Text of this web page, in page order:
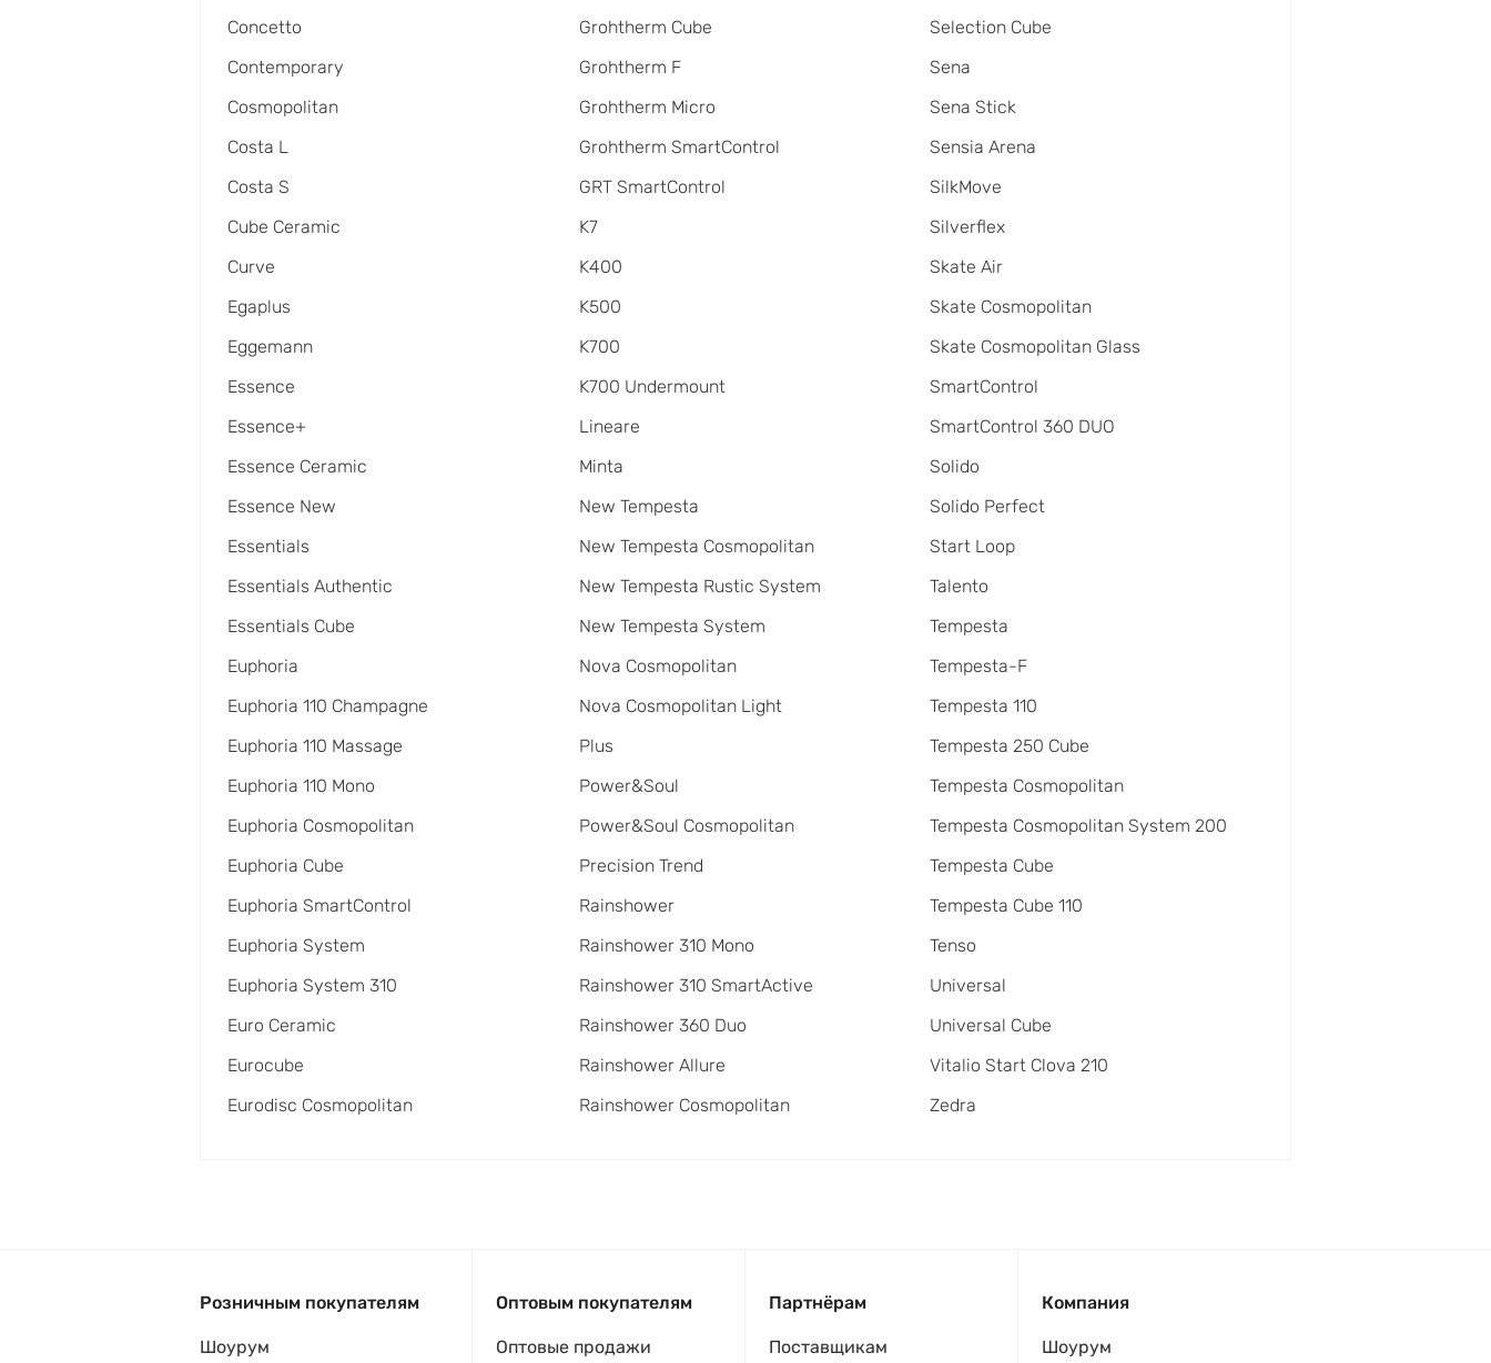
Concetto
Contemporary
Cosmopolitan
Costa L
Costa S
Cube Ceramic
Curve
Egaplus
Eggemann
Essence
Essence+
Essence Ceramic
Essence New
Essentials
Essentials Authentic
Essentials Cube
Euphoria
Euphoria 110 Champagne
Euphoria 110 Massage
Euphoria 110 Mono
Euphoria Cosmopolitan
Euphoria Cube
Euphoria SmartControl
Euphoria System
Euphoria System 310
Euro Ceramic
Eurocube
Eurodisc Cosmopolitan
Grohtherm Cube
Grohtherm F
Grohtherm Micro
Grohtherm SmartControl
GRT SmartControl
K7
K400
K500
K700
K700 Undermount
Lineare
Minta
New Tempesta
New Tempesta Cosmopolitan
New Tempesta Rustic System
New Tempesta System
Nova Cosmopolitan
Nova Cosmopolitan Light
Plus
Power&Soul
Power&Soul Cosmopolitan
Precision Trend
Rainshower
Rainshower 310 Mono
Rainshower 310 SmartActive
Rainshower 360 Duo
Rainshower Allure
Rainshower Cosmopolitan
Selection Cube
Sena
Sena Stick
Sensia Arena
SilkMove
Silverflex
Skate Air
Skate Cosmopolitan
Skate Cosmopolitan Glass
SmartControl
SmartControl 360 DUO
Solido
Solido Perfect
Start Loop
Talento
Tempesta
Tempesta-F
Tempesta 110
Tempesta 250 Cube
Tempesta Cosmopolitan
Tempesta Cosmopolitan System 200
Tempesta Cube
Tempesta Cube 110
Tenso
Universal
Universal Cube
Vitalio Start Clova 210
Zedra
Розничным покупателям
Шоурум
Оптовым покупателям
Оптовые продажи
Партнёрам
Поставщикам
Компания
Шоурум